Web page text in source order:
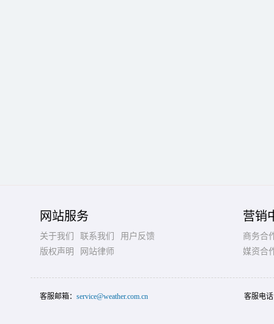
网站服务
关于我们 联系我们
用户反馈
版权声明
网站律师
营销
商务合
媒资合
客服邮箱： service@weather.com.cn 客服电